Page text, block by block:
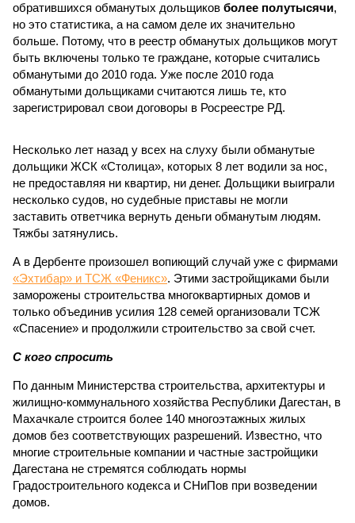
обратившихся обманутых дольщиков более полутысячи,
но это статистика, а на самом деле их значительно
больше. Потому, что в реестр обманутых дольщиков могут
быть включены только те граждане, которые считались
обманутыми до 2010 года. Уже после 2010 года
обманутыми дольщиками считаются лишь те, кто
зарегистрировал свои договоры в Росреестре РД.
Несколько лет назад у всех на слуху были обманутые
дольщики ЖСК «Столица», которых 8 лет водили за нос,
не предоставляя ни квартир, ни денег. Дольщики выиграли
несколько судов, но судебные приставы не могли
заставить ответчика вернуть деньги обманутым людям.
Тяжбы затянулись.
А в Дербенте произошел вопиющий случай уже с фирмами
«Эхтибар» и ТСЖ «Феникс». Этими застройщиками были
заморожены строительства многоквартирных домов и
только объединив усилия 128 семей организовали ТСЖ
«Спасение» и продолжили строительство за свой счет.
С кого спросить
По данным Министерства строительства, архитектуры и
жилищно-коммунального хозяйства Республики Дагестан, в
Махачкале строится более 140 многоэтажных жилых
домов без соответствующих разрешений. Известно, что
многие строительные компании и частные застройщики
Дагестана не стремятся соблюдать нормы
Градостроительного кодекса и СНиПов при возведении
домов.